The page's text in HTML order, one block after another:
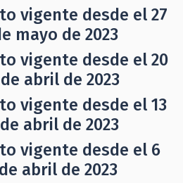
vigente desde el 27
mayo de 2023
vigente desde el 20
abril de 2023
vigente desde el 13
abril de 2023
vigente desde el 6
abril de 2023